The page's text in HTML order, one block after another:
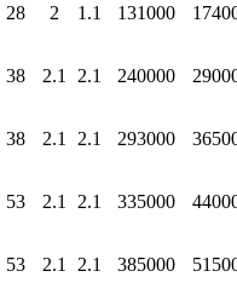
28 2 1.1 131000
38 2.1 2.1 240000
38 2.1 2.1 293000
53 2.1 2.1 335000
53 2.1 2.1 385000